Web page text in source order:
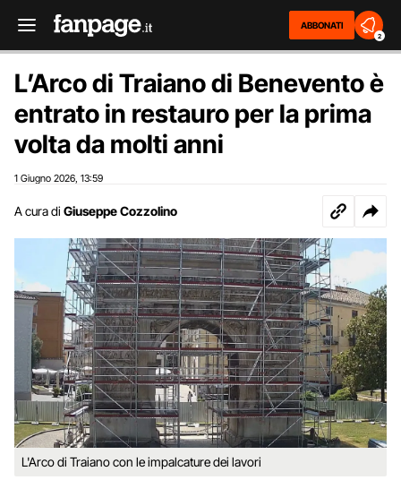
ABBONATI
2
L’Arco di Traiano di Benevento è
entrato in restauro per la prima
volta da molti anni
1 Giugno 2026 13:59
A cura di Giuseppe Cozzolino
L'Arco di Traiano con le impalcature dei lavori